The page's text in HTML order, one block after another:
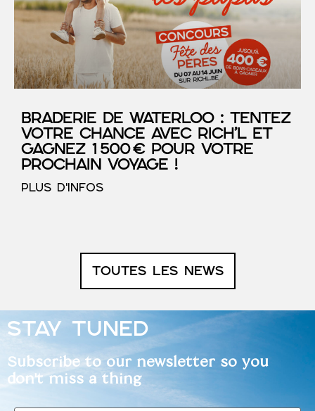
Braderie de Waterloo : tentez
votre chance avec RICH’L et
gagnez 1 500 € pour votre
prochain voyage !
PLUS D'INFOS
TOUTES LES NEWS
STAY TUNED
Subscribe to our newsletter so you
don't miss a thing